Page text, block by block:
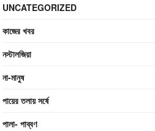
UNCATEGORIZED
কাজের খবর
নস্টালজিয়া
না-মানুষ
পায়ের তলায় সর্ষে
পালা- পাব্বণ